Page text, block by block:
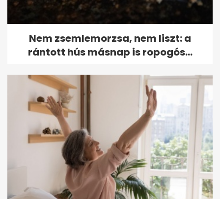
Nem zsemlemorzsa, nem liszt: a
rántott hús másnap is ropogós...